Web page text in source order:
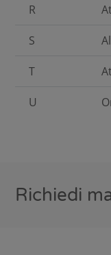
R
S
T
U
Richiedi